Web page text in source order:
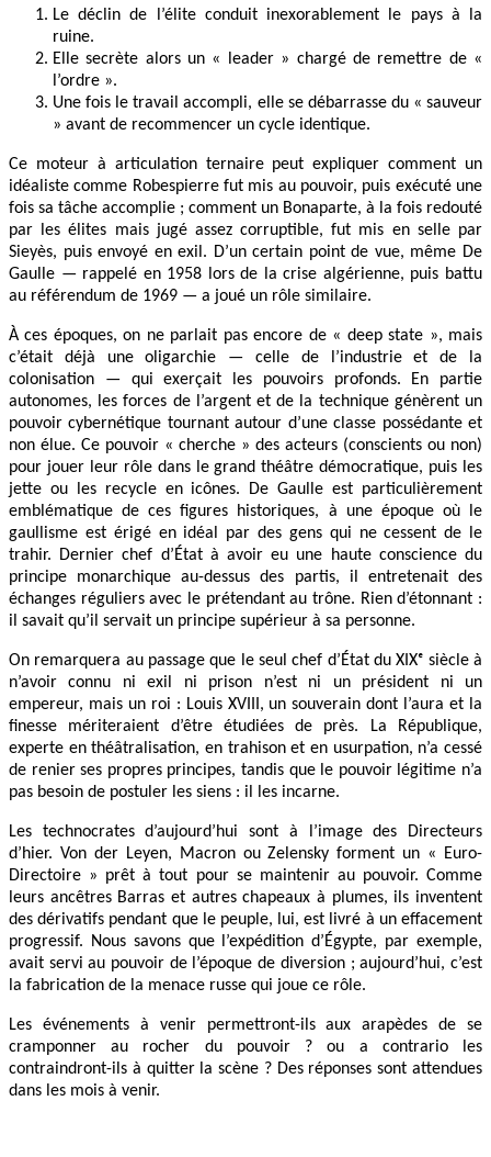
Le déclin de l’élite conduit inexorablement le pays à la
ruine.
Elle secrète alors un « leader » chargé de remettre de «
l’ordre ».
Une fois le travail accompli, elle se débarrasse du « sauveur
» avant de recommencer un cycle identique.
Ce moteur à articulation ternaire peut expliquer comment un
idéaliste comme Robespierre fut mis au pouvoir, puis exécuté une
fois sa tâche accomplie ; comment un Bonaparte, à la fois redouté
par les élites mais jugé assez corruptible, fut mis en selle par
Sieyès, puis envoyé en exil. D’un certain point de vue, même De
Gaulle — rappelé en 1958 lors de la crise algérienne, puis battu
au référendum de 1969 — a joué un rôle similaire.
À ces époques, on ne parlait pas encore de « deep state », mais
c’était déjà une oligarchie — celle de l’industrie et de la
colonisation — qui exerçait les pouvoirs profonds. En partie
autonomes, les forces de l’argent et de la technique génèrent un
pouvoir cybernétique tournant autour d’une classe possédante et
non élue. Ce pouvoir « cherche » des acteurs (conscients ou non)
pour jouer leur rôle dans le grand théâtre démocratique, puis les
jette ou les recycle en icônes. De Gaulle est particulièrement
emblématique de ces figures historiques, à une époque où le
gaullisme est érigé en idéal par des gens qui ne cessent de le
trahir. Dernier chef d’État à avoir eu une haute conscience du
principe monarchique au-dessus des partis, il entretenait des
échanges réguliers avec le prétendant au trône. Rien d’étonnant :
il savait qu’il servait un principe supérieur à sa personne.
On remarquera au passage que le seul chef d’État du XIXᵉ siècle à
n’avoir connu ni exil ni prison n’est ni un président ni un
empereur, mais un roi : Louis XVIII, un souverain dont l’aura et la
finesse mériteraient d’être étudiées de près. La République,
experte en théâtralisation, en trahison et en usurpation, n’a cessé
de renier ses propres principes, tandis que le pouvoir légitime n’a
pas besoin de postuler les siens : il les incarne.
Les technocrates d’aujourd’hui sont à l’image des Directeurs
d’hier. Von der Leyen, Macron ou Zelensky forment un « Euro-
Directoire » prêt à tout pour se maintenir au pouvoir. Comme
leurs ancêtres Barras et autres chapeaux à plumes, ils inventent
des dérivatifs pendant que le peuple, lui, est livré à un effacement
progressif. Nous savons que l’expédition d’Égypte, par exemple,
avait servi au pouvoir de l’époque de diversion ; aujourd’hui, c’est
la fabrication de la menace russe qui joue ce rôle.
Les événements à venir permettront-ils aux arapèdes de se
cramponner au rocher du pouvoir ? ou a contrario les
contraindront-ils à quitter la scène ? Des réponses sont attendues
dans les mois à venir.